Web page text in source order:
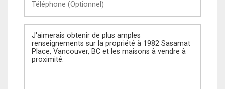
(Optionnel)
Message